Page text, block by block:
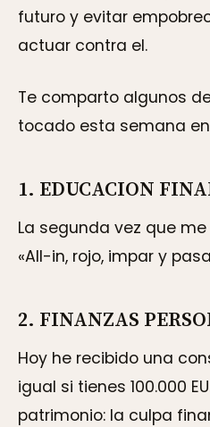
futuro y evitar
actuar contra el.
Te comparto algunos
tocado esta semana
1. EDUCACION
La segunda vez que
«All-in, rojo, impar y
2. FINANZAS
Hoy he recibido una
igual si tienes 100.000
patrimonio: la culpa